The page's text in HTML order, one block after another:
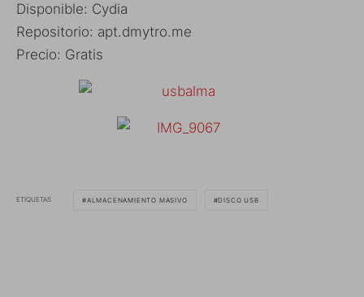
Disponible: Cydia
Repositorio: apt.dmytro.me
Precio: Gratis
ETIQUETAS ALMACENAMIENTO MASIVO DISCO USB